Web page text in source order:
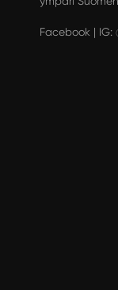
Facebook | IG: